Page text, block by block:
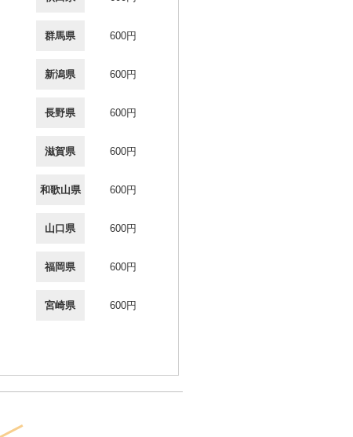
群馬県 600円
新潟県 600円
長野県 600円
滋賀県 600円
和歌山県 600円
山口県 600円
福岡県 600円
宮崎県 600円